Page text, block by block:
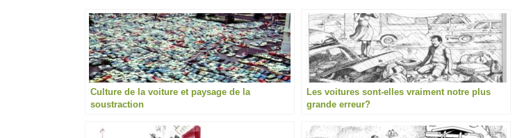
Culture de la voiture et paysage de la
soustraction
Les voitures sont-elles vraiment notre plus
grande erreur?